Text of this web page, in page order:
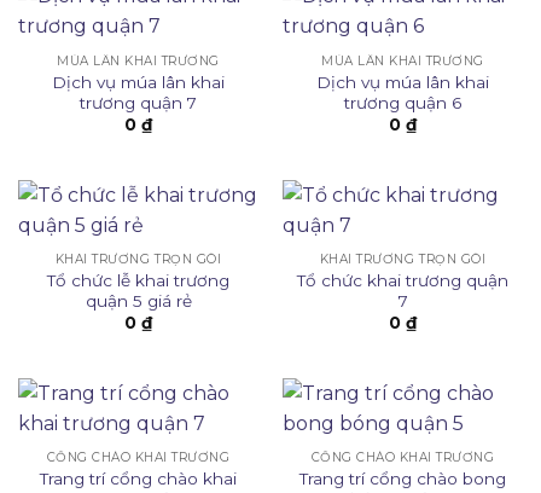
MÚA LÂN KHAI TRƯƠNG
Dịch vụ múa lân khai
trương quận 7
0 ₫
MÚA LÂN KHAI TRƯƠNG
Dịch vụ múa lân khai
trương quận 6
0 ₫
KHAI TRƯƠNG TRỌN GÓI
Tổ chức lễ khai trương
quận 5 giá rẻ
0 ₫
KHAI TRƯƠNG TRỌN GÓI
Tổ chức khai trương quận
7
0 ₫
CỔNG CHÀO KHAI TRƯƠNG
Trang trí cổng chào khai
CỔNG CHÀO KHAI TRƯƠNG
Trang trí cổng chào bong